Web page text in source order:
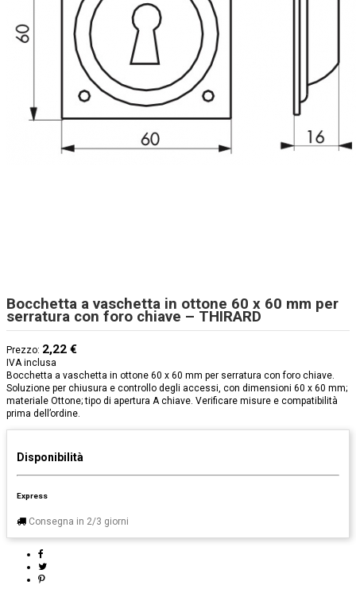
Bocchetta a vaschetta in ottone 60 x 60 mm per
serratura con foro chiave – THIRARD
Prezzo: 2,22 €
IVA inclusa
Bocchetta a vaschetta in ottone 60 x 60 mm per serratura con foro chiave.
Soluzione per chiusura e controllo degli accessi, con dimensioni 60 x 60 mm;
materiale Ottone; tipo di apertura A chiave. Verificare misure e compatibilità
prima dell’ordine.
Disponibilità
Express
Consegna in 2/3 giorni